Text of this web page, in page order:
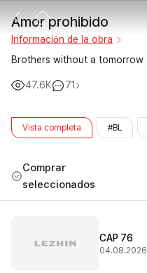
Amor prohibido
Información de la obra
Brothers without a tomorrow
47.6K 71
Vista completa #BL
Comprar
seleccionados
CAP 76
04.08.2026